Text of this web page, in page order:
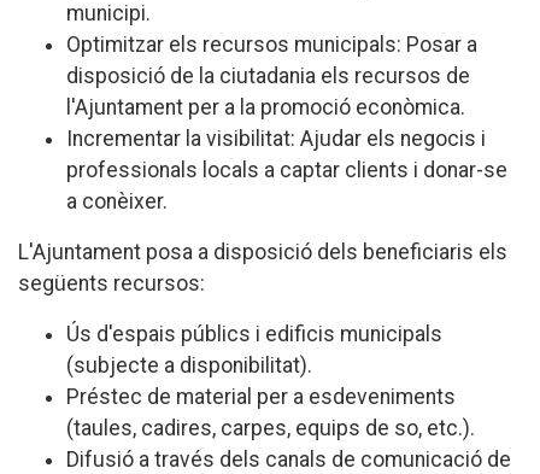
municipi.
Optimitzar els recursos municipals: Posar a
disposició de la ciutadania els recursos de
l'Ajuntament per a la promoció econòmica.
Incrementar la visibilitat: Ajudar els negocis i
professionals locals a captar clients i donar-se
a conèixer.
L'Ajuntament posa a disposició dels beneficiaris els
següents recursos:
Ús d'espais públics i edificis municipals
(subjecte a disponibilitat).
Préstec de material per a esdeveniments
(taules, cadires, carpes, equips de so, etc.).
Difusió a través dels canals de comunicació de